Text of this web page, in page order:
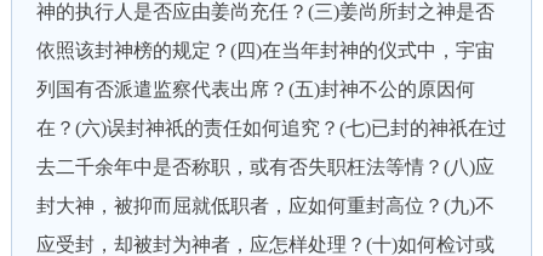
神的执行人是否应由姜尚充任？(三)姜尚所封之神是否
依照该封神榜的规定？(四)在当年封神的仪式中，宇宙
列国有否派遣监察代表出席？(五)封神不公的原因何
在？(六)误封神祇的责任如何追究？(七)已封的神祇在过
去二千余年中是否称职，或有否失职枉法等情？(八)应
封大神，被抑而屈就低职者，应如何重封高位？(九)不
应受封，却被封为神者，应怎样处理？(十)如何检讨或